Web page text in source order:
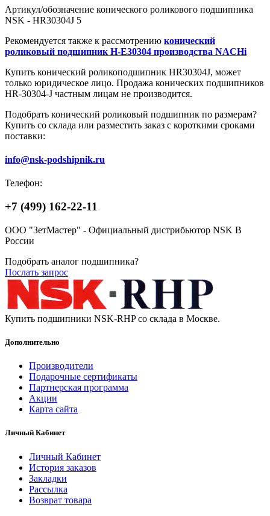
Артикул/обозначение конического роликового подшипника
NSK - HR30304J 5
Рекомендуется также к рассмотрению конический
роликовый подшипник H-E30304 производства NACHi
Купить конический роликоподшипник HR30304J, может
только юридическое лицо. Продажа конических подшипников
HR-30304-J частным лицам не производится.
Подобрать конический роликовый подшипник по размерам?
Купить со склада или разместить заказ с короткими сроками
поставки:
info@nsk-podshipnik.ru
Телефон:
+7 (499) 162-22-11
ООО "ЗетМастер" - Официальный дистрибьютор NSK В
России
Подобрать аналог подшипника?
Послать запрос
Купить подшипники NSK-RHP со склада в Москве.
Дополнительно
Производители
Подарочные сертификаты
Партнерская программа
Акции
Карта сайта
Личный Кабинет
Личный Кабинет
История заказов
Закладки
Рассылка
Возврат товара